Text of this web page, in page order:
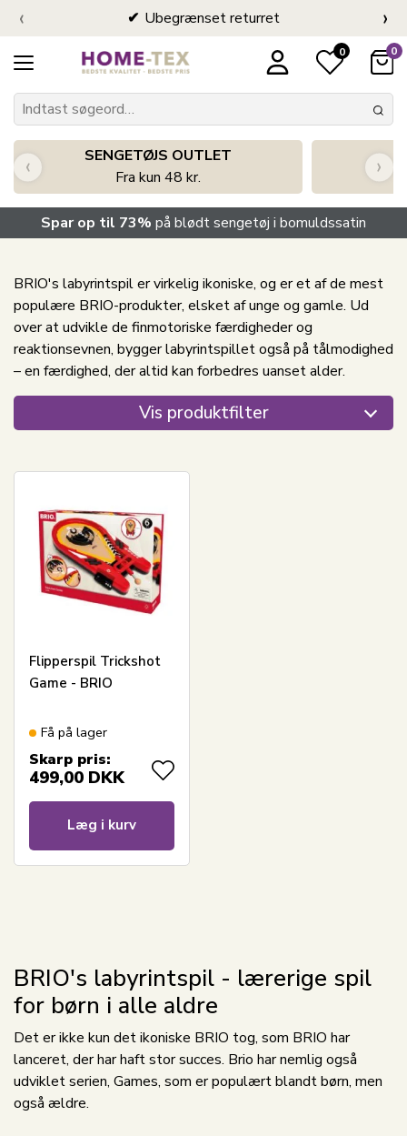
Ubegrænset returret
‹ ›
0 0
SENGETØJS OUTLET
Fra kun 48 kr.
‹ ›
Spar op til 73% på blødt sengetøj i bomuldssatin
BRIO's labyrintspil er virkelig ikoniske, og er et af de mest
populære BRIO-produkter, elsket af unge og gamle. Ud
over at udvikle de finmotoriske færdigheder og
reaktionsevnen, bygger labyrintspillet også på tålmodighed
– en færdighed, der altid kan forbedres uanset alder.
Vis produktfilter
Flipperspil Trickshot
Game - BRIO
Få på lager
Skarp pris:
499,00 DKK
Læg i kurv
BRIO's labyrintspil - lærerige spil
for børn i alle aldre
Det er ikke kun det ikoniske BRIO tog, som BRIO har
lanceret, der har haft stor succes. Brio har nemlig også
udviklet serien, Games, som er populært blandt børn, men
også ældre.